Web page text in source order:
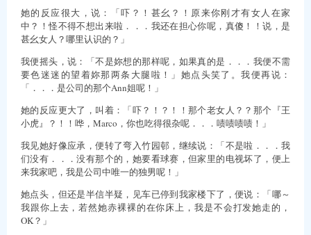
她的反应很大，说：「吓？！甚幺？！原来你刚才有女人在家
中？！怪不得不想出来啦．．．我还在担心你呢，真傻！！说，是
甚幺女人？哪里认识的？」
我便摇头，说：「不是妳想的那样呢，如果真的是．．．我便不需
要色迷迷的望着妳那两条大腿啦！」她点头笑了。我便再说：
「．．．是公司的那个Ann姐呢！」
她的反应更大了，叫着：「吓？！？！！那个老女人？？那个『王
小虎』？！！哗，Marco，你也吃得很杂呢．．．啧啧啧啧！」
我见她好像应承，便转了弯入竹园邨，继续说：「不是啦．．．我
们没有．．．没有那个的，她要看球赛，但家里的电视坏了，便上
来我家吧，我是公司中唯一的独男呢！」
她点头，但还是半信半疑，见车已停到我家楼下了，便说：「哪～
我跟你上去，若然她赤裸裸的在你床上，我是不会打发她走的，
OK？」